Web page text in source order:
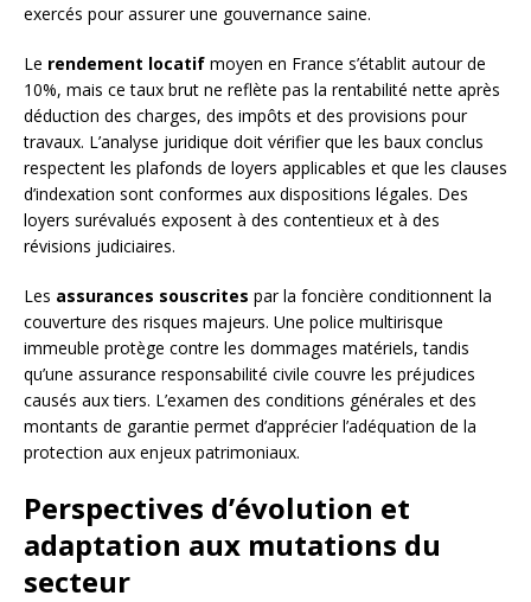
exercés pour assurer une gouvernance saine.
Le rendement locatif moyen en France s’établit autour de
10%, mais ce taux brut ne reflète pas la rentabilité nette après
déduction des charges, des impôts et des provisions pour
travaux. L’analyse juridique doit vérifier que les baux conclus
respectent les plafonds de loyers applicables et que les clauses
d’indexation sont conformes aux dispositions légales. Des
loyers surévalués exposent à des contentieux et à des
révisions judiciaires.
Les assurances souscrites par la foncière conditionnent la
couverture des risques majeurs. Une police multirisque
immeuble protège contre les dommages matériels, tandis
qu’une assurance responsabilité civile couvre les préjudices
causés aux tiers. L’examen des conditions générales et des
montants de garantie permet d’apprécier l’adéquation de la
protection aux enjeux patrimoniaux.
Perspectives d’évolution et
adaptation aux mutations du
secteur